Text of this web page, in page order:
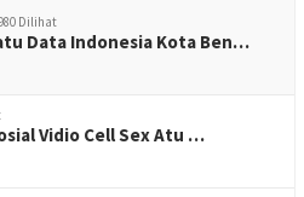
Dilihat
Data Indonesia Kota Ben…
Vidio Cell Sex Atu …